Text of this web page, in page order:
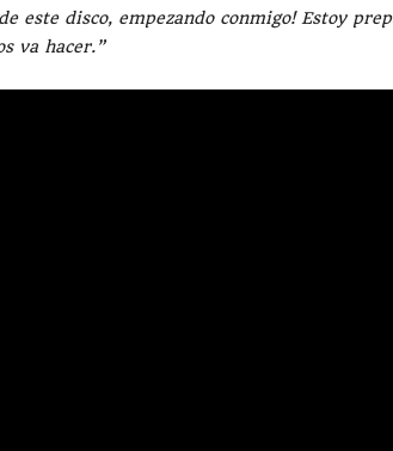
este disco, empezando conmigo! Estoy
va hacer.”